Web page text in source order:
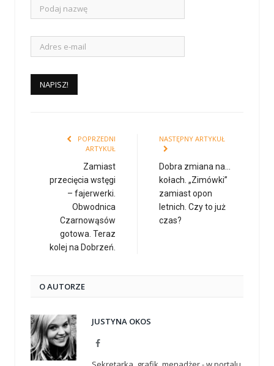
POPRZEDNI
ARTYKUŁ
Zamiast
przecięcia wstęgi
– fajerwerki.
Obwodnica
Czarnowąsów
gotowa. Teraz
kolej na Dobrzeń.
NASTĘPNY ARTYKUŁ
Dobra zmiana na…
kołach. „Zimówki”
zamiast opon
letnich. Czy to już
czas?
O AUTORZE
JUSTYNA OKOS
Facebook